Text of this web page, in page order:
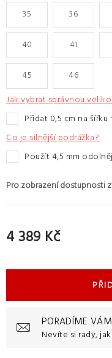
35
36
40 41
45
46
Jak vybrat správnou
přidat 0,5 cm na šířku
Co je silnější podrážka?
Použít 4,5 mm
4 389 Kč
PORADÍME
Nevíte si rady,